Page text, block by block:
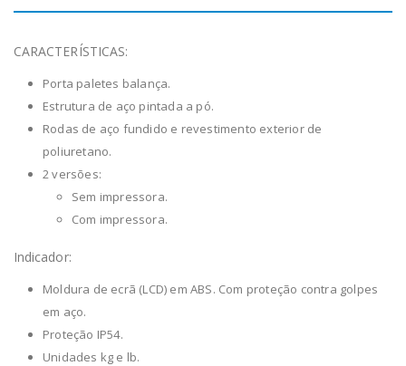
CARACTERÍSTICAS:
Porta paletes balança.
Estrutura de aço pintada a pó.
Rodas de aço fundido e revestimento exterior de
poliuretano.
2 versões:
Sem impressora.
Com impressora.
Indicador:
Moldura de ecrã (LCD) em ABS. Com proteção contra golpes
em aço.
Proteção IP54.
Unidades kg e lb.